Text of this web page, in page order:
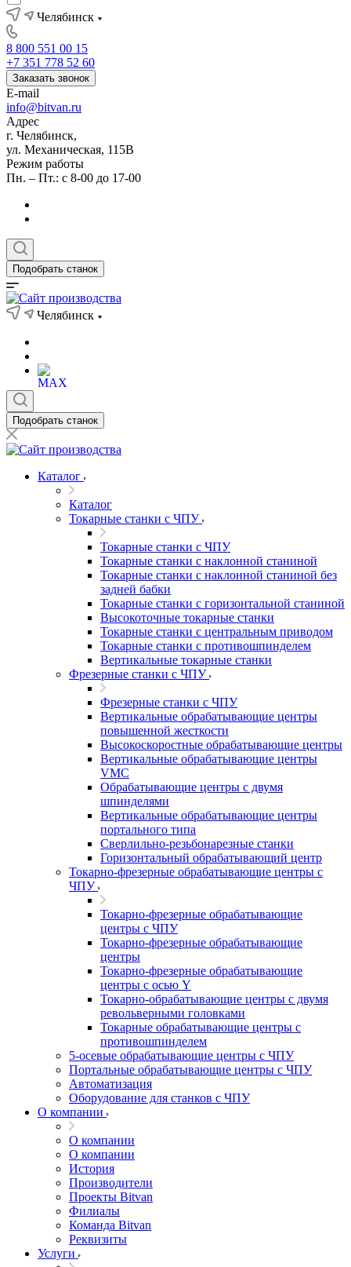
Челябинск
8 800 551 00 15
+7 351 778 52 60
Заказать звонок
E-mail
info@bitvan.ru
Адрес
г. Челябинск,
ул. Механическая, 115В
Режим работы
Пн. – Пт.: с 8-00 до 17-00
Подобрать станок
Челябинск
Подобрать станок
Каталог
Каталог
Токарные станки с ЧПУ
Токарные станки с ЧПУ
Токарные станки с наклонной станиной
Токарные станки с наклонной станиной без
задней бабки
Токарные станки с горизонтальной станиной
Высокоточные токарные станки
Токарные станки с центральным приводом
Токарные станки с противошпинделем
Вертикальные токарные станки
Фрезерные станки с ЧПУ
Фрезерные станки с ЧПУ
Вертикальные обрабатывающие центры
повышенной жесткости
Высокоскоростные обрабатывающие центры
Вертикальные обрабатывающие центры
VMC
Обрабатывающие центры с двумя
шпинделями
Вертикальные обрабатывающие центры
портального типа
Сверлильно-резьбонарезные станки
Горизонтальный обрабатывающий центр
Токарно-фрезерные обрабатывающие центры с
ЧПУ
Токарно-фрезерные обрабатывающие
центры с ЧПУ
Токарно-фрезерные обрабатывающие
центры
Токарно-фрезерные обрабатывающие
центры с осью Y
Токарно-обрабатывающие центры c двумя
револьверными головками
Токарные обрабатывающие центры с
противошпинделем
5-осевые обрабатывающие центры с ЧПУ
Портальные обрабатывающие центры с ЧПУ
Автоматизация
Оборудование для станков с ЧПУ
О компании
О компании
О компании
История
Производители
Проекты Bitvan
Филиалы
Команда Bitvan
Реквизиты
Услуги